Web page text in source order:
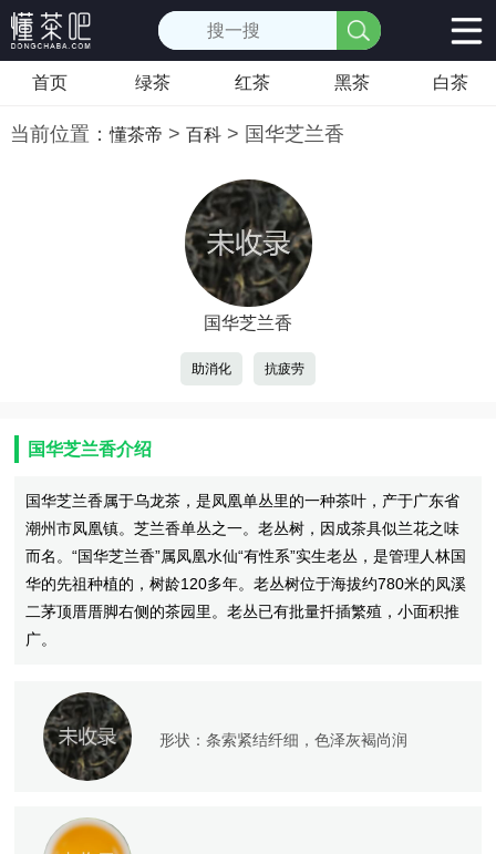
首页 绿茶 红茶 黑茶 白茶
当前位置：懂茶帝 > 百科> 国华芝兰香
国华芝兰香
助消化 抗疲劳
国华芝兰香介绍
国华芝兰香属于乌龙茶，是凤凰单丛里的一种茶叶，产于广东省
潮州市凤凰镇。芝兰香单丛之一。老丛树，因成茶具似兰花之味
而名。“国华芝兰香”属凤凰水仙“有性系”实生老丛，是管理人林国
华的先祖种植的，树龄120多年。老丛树位于海拔约780米的凤溪
二茅顶厝厝脚右侧的茶园里。老丛已有批量扦插繁殖，小面积推
广。
形状： 条索紧结纤细，色泽灰褐尚润